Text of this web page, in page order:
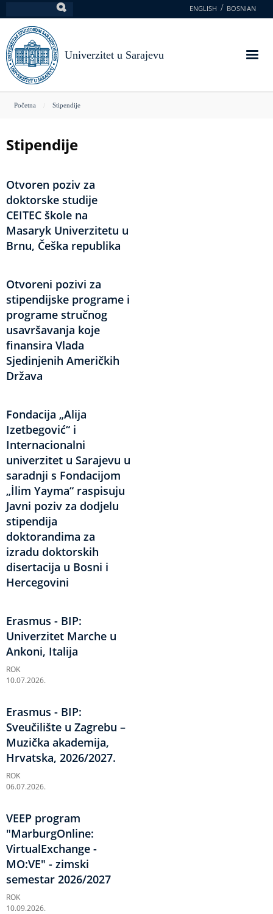
na
glavni
sadržaj
ENGLISH BOSNIAN
Univerzitet u Sarajevu
You
here
Početna Stipendije
Stipendije
Otvoren poziv za
doktorske studije
CEITEC škole na
Masaryk Univerzitetu u
Brnu, Češka republika
Otvoreni pozivi za
stipendijske programe i
programe stručnog
usavršavanja koje
finansira Vlada
Sjedinjenih Američkih
Država
Fondacija „Alija
Izetbegović“ i
Internacionalni
univerzitet u Sarajevu u
saradnji s Fondacijom
„İlim Yayma“ raspisuju
Javni poziv za dodjelu
stipendija
doktorandima za
izradu doktorskih
disertacija u Bosni i
Hercegovini
Erasmus - BIP:
Univerzitet Marche u
Ankoni, Italija
ROK
10.07.2026.
Erasmus - BIP:
Sveučilište u Zagrebu –
Muzička akademija,
Hrvatska, 2026/2027.
ROK
06.07.2026.
VEEP program
"MarburgOnline:
VirtualExchange -
MO:VE" - zimski
semestar 2026/2027
ROK
10.09.2026.